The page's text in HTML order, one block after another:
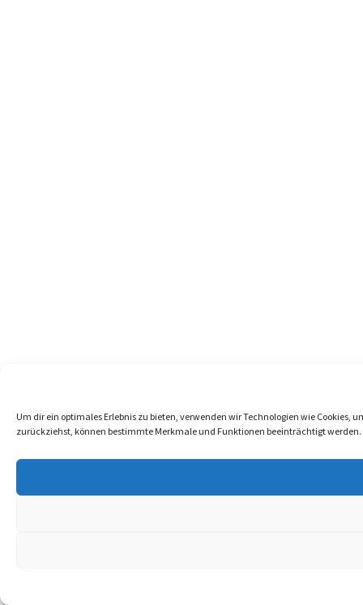
Um dir ein optimales Erlebnis zu bieten, verwenden wir Technologien wie
zurückziehst, können bestimmte Merkmale und Funktionen beeinträchtigt werden.